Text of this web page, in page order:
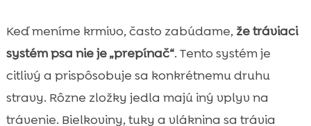
Keď meníme krmivo, často zabúdame, že tráviaci
systém psa nie je „prepínač“. Tento systém je
citlivý a prispôsobuje sa konkrétnemu druhu
stravy. Rôzne zložky jedla majú iný vplyv na
trávenie. Bielkoviny, tuky a vláknina sa trávia